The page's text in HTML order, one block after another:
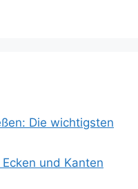
Die wichtigsten
und Kanten